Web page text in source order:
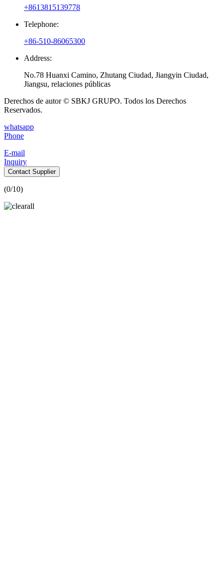
+8613815139778
Telephone:
+86-510-86065300
Address:
No.78 Huanxi Camino, Zhutang Ciudad, Jiangyin Ciudad,
Jiangsu, relaciones públicas
Derechos de autor © SBKJ GRUPO. Todos los Derechos
Reservados.
whatsapp
Phone
E-mail
Inquiry
Contact Supplier
(0/10)